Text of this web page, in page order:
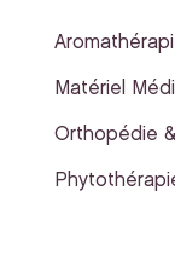
Matériel
Orthopédie